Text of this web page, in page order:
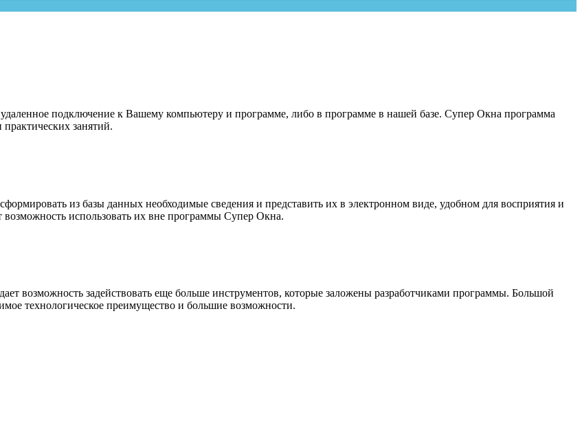
подключение к Вашему компьютеру и программе, либо в программе в нашей базе. Супер Окна программа
занятий.
из базы данных необходимые сведения и представить их в электронном виде, удобном для восприятия и
использовать их вне программы Супер Окна.
возможность задействовать еще больше инструментов, которые заложены разработчиками программы. Большой
технологическое преимущество и большие возможности.